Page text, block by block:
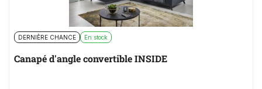
DERNIÈRE CHANCE En stock
Canapé d'angle convertible INSIDE